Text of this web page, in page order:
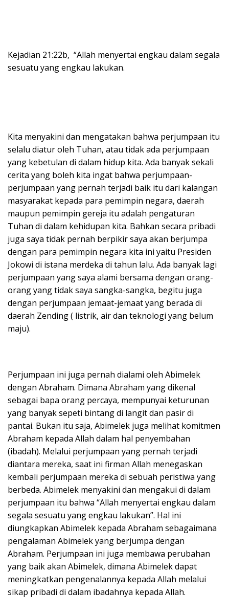
Kejadian 21:22b, “Allah menyertai engkau dalam segala
sesuatu yang engkau lakukan.
Kita menyakini dan mengatakan bahwa perjumpaan itu
selalu diatur oleh Tuhan, atau tidak ada perjumpaan
yang kebetulan di dalam hidup kita. Ada banyak sekali
cerita yang boleh kita ingat bahwa perjumpaan-
perjumpaan yang pernah terjadi baik itu dari kalangan
masyarakat kepada para pemimpin negara, daerah
maupun pemimpin gereja itu adalah pengaturan
Tuhan di dalam kehidupan kita. Bahkan secara pribadi
juga saya tidak pernah berpikir saya akan berjumpa
dengan para pemimpin negara kita ini yaitu Presiden
Jokowi di istana merdeka di tahun lalu. Ada banyak lagi
perjumpaan yang saya alami bersama dengan orang-
orang yang tidak saya sangka-sangka, begitu juga
dengan perjumpaan jemaat-jemaat yang berada di
daerah Zending ( listrik, air dan teknologi yang belum
maju).
Perjumpaan ini juga pernah dialami oleh Abimelek
dengan Abraham. Dimana Abraham yang dikenal
sebagai bapa orang percaya, mempunyai keturunan
yang banyak sepeti bintang di langit dan pasir di
pantai. Bukan itu saja, Abimelek juga melihat komitmen
Abraham kepada Allah dalam hal penyembahan
(ibadah). Melalui perjumpaan yang pernah terjadi
diantara mereka, saat ini firman Allah menegaskan
kembali perjumpaan mereka di sebuah peristiwa yang
berbeda. Abimelek menyakini dan mengakui di dalam
perjumpaan itu bahwa “Allah menyertai engkau dalam
segala sesuatu yang engkau lakukan”. Hal ini
diungkapkan Abimelek kepada Abraham sebagaimana
pengalaman Abimelek yang berjumpa dengan
Abraham. Perjumpaan ini juga membawa perubahan
yang baik akan Abimelek, dimana Abimelek dapat
meningkatkan pengenalannya kepada Allah melalui
sikap pribadi di dalam ibadahnya kepada Allah.